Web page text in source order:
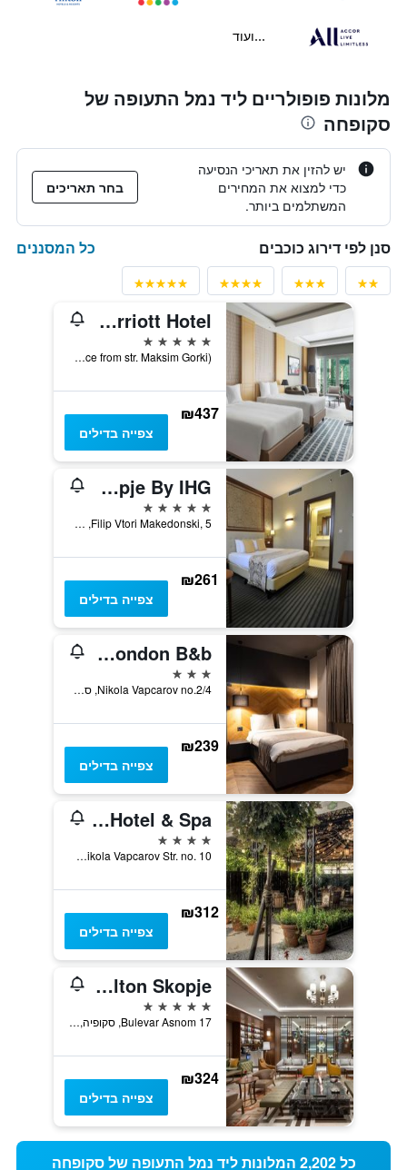
...ועוד
מלונות פופולריים ליד נמל התעופה של
סקופחה
יש להזין את תאריכי הנסיעה
כדי למצוא את המחירים
המשתלמים ביותר.
בחר תאריכים
סנן לפי דירוג כוכבים כל המסננים
Skopje Marriott Hotel
5 כוכבים
Plostad Makedonija 7(Entrance from str. Maksim Gorki), סקופיה, מקדוניה
₪437
צפייה בדילים
Holiday Inn Skopje By IHG
5 כוכבים
Filip Vtori Makedonski, 5, סקופיה, מקדוניה
₪261
צפייה בדילים
Hotel London B&b
3 כוכבים
Nikola Vapcarov no.2/4, סקופיה, מקדוניה
₪239
צפייה בדילים
Solun Hotel & Spa
4 כוכבים
Nikola Vapcarov Str. no. 10, סקופיה, מקדוניה
₪312
צפייה בדילים
DoubleTree by Hilton Skopje
5 כוכבים
Bulevar Asnom 17, סקופיה, מקדוניה
₪324
צפייה בדילים
כל 2,202 המלונות ליד נמל התעופה של סקופחה